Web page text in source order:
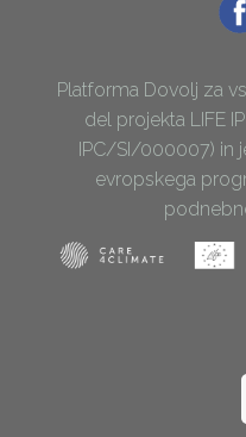
Platforma Dovolj za
del projekta LIFE
IPC/SI/000007) in
evropskega